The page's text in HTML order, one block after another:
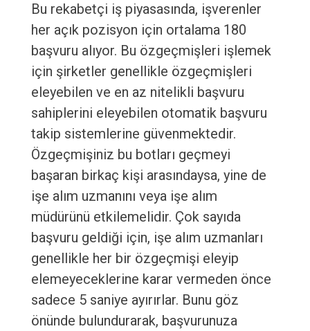
Bu rekabetçi iş piyasasında, işverenler
her açık pozisyon için ortalama 180
başvuru alıyor. Bu özgeçmişleri işlemek
için şirketler genellikle özgeçmişleri
eleyebilen ve en az nitelikli başvuru
sahiplerini eleyebilen otomatik başvuru
takip sistemlerine güvenmektedir.
Özgeçmişiniz bu botları geçmeyi
başaran birkaç kişi arasındaysa, yine de
işe alım uzmanını veya işe alım
müdürünü etkilemelidir. Çok sayıda
başvuru geldiği için, işe alım uzmanları
genellikle her bir özgeçmişi eleyip
elemeyeceklerine karar vermeden önce
sadece 5 saniye ayırırlar. Bunu göz
önünde bulundurarak, başvurunuza